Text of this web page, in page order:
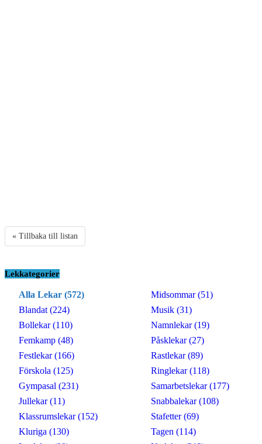
« Tillbaka till listan
Lekkategorier
Alla Lekar (572)
Blandat (224)
Bollekar (110)
Femkamp (48)
Festlekar (166)
Förskola (125)
Gympasal (231)
Jullekar (11)
Klassrumslekar (152)
Kluriga (130)
Midsommar (51)
Musik (31)
Namnlekar (19)
Påsklekar (27)
Rastlekar (89)
Ringlekar (118)
Samarbetslekar (177)
Snabbalekar (108)
Stafetter (69)
Tagen (114)